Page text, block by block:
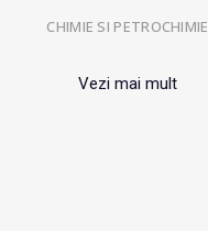
CHIMIE SI PETROCHIMIE
Vezi mai mult